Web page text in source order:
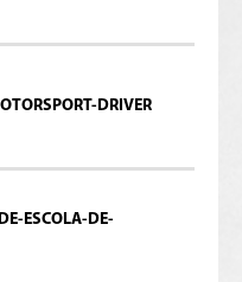
DRIVER
ESCOLA-DE-